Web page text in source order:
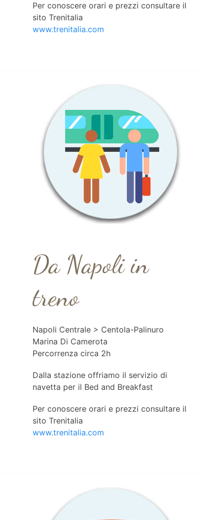
Per conoscere orari e prezzi consultare il
sito Trenitalia
www.trenitalia.com
Da Napoli in
treno
Napoli Centrale > Centola-Palinuro
Marina Di Camerota
Percorrenza circa 2h
Dalla stazione offriamo il servizio di
navetta per il Bed and Breakfast
Per conoscere orari e prezzi consultare il
sito Trenitalia
www.trenitalia.com